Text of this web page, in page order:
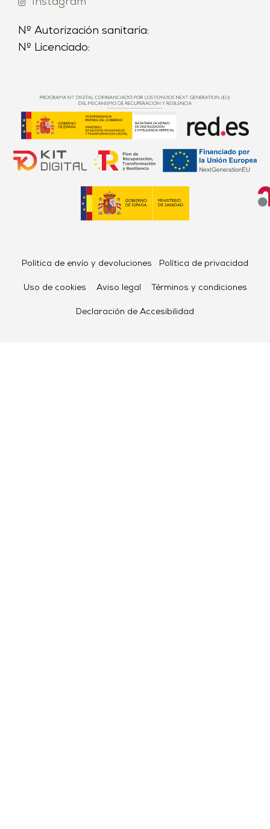
Nº Autorización sanitaria:
Nº Licenciado:
Política de envío y devoluciones Política de privacidad
Uso de cookies Aviso legal Términos y condiciones
Declaración de Accesibilidad